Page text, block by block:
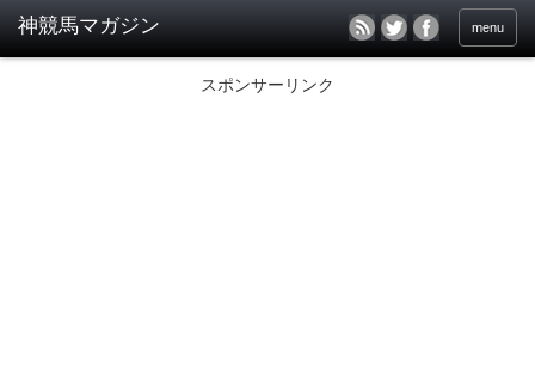
menu
スポンサーリンク